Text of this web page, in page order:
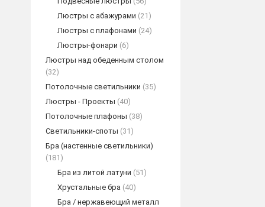
Люстры с абажурами (21)
Люстры с плафонами (24)
Люстры-фонари (6)
Люстры над обеденным столом
(32)
Потолочные светильники (35)
Люстры - Проекты (40)
Потолочные плафоны (38)
Светильники-споты (31)
Бра (настенные светильники)
(181)
Бра из литой латуни (51)
Хрустальные бра (40)
Бра / нержавеющий металл